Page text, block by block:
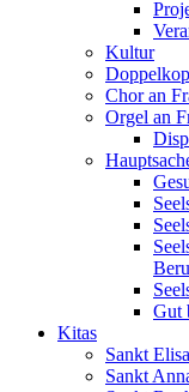
Kultur
Chor an
Orgel an
Gut
Kitas
Sankt
Sankt